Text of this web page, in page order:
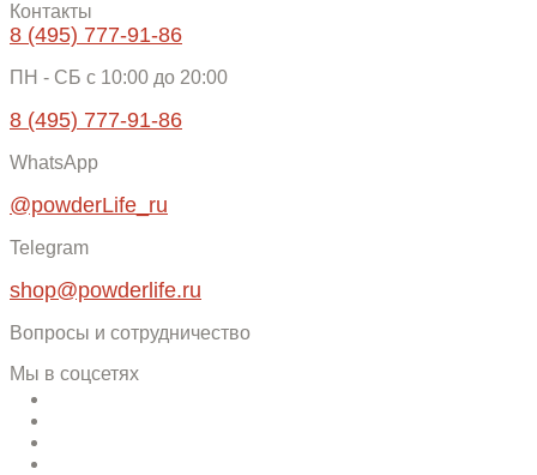
Контакты
8 (495) 777-91-86
ПН - СБ c 10:00 до 20:00
8 (495) 777-91-86
WhatsApp
@powderLife_ru
Telegram
shop@powderlife.ru
Вопросы и сотрудничество
Мы в соцсетях